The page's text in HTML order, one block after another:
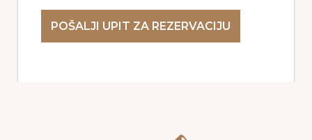
POŠALJI UPIT ZA REZERVACIJU